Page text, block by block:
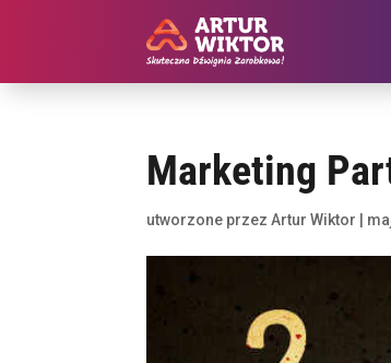
Marketing
utworzone przezArtur Wiktor